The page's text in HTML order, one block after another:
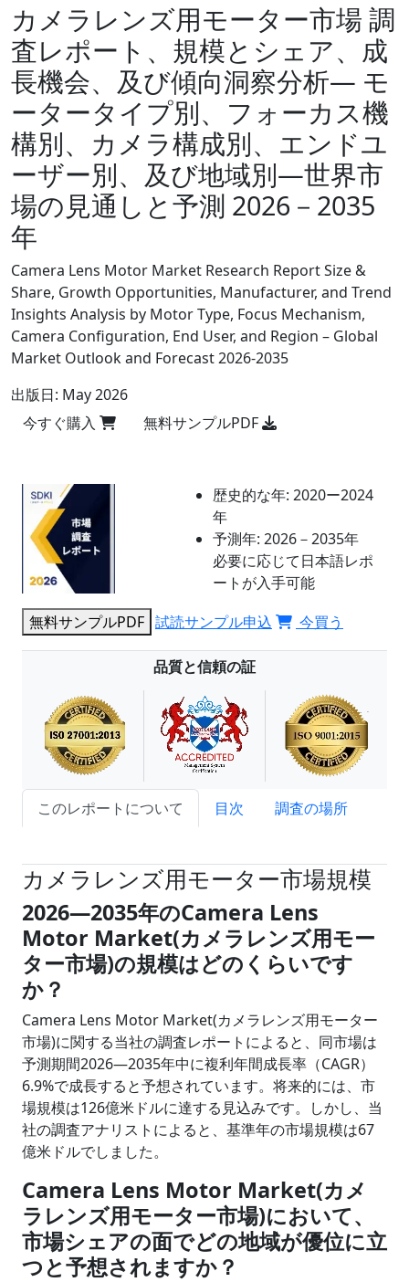
カメラレンズ用モーター市場 調
査レポート、規模とシェア、成
長機会、及び傾向洞察分析― モ
ータータイプ別、フォーカス機
構別、カメラ構成別、エンドユ
ーザー別、及び地域別―世界市
場の見通しと予測 2026－2035
年
Camera Lens Motor Market Research Report Size &
Share, Growth Opportunities, Manufacturer, and Trend
Insights Analysis by Motor Type, Focus Mechanism,
Camera Configuration, End User, and Region – Global
Market Outlook and Forecast 2026-2035
出版日: May 2026
今すぐ購入
無料サンプルPDF
歴史的な年: 2020ー2024
年
予測年: 2026－2035年
必要に応じて日本語レポ
ートが入手可能
無料サンプルPDF 試読サンプル申込 今買う
品質と信頼の証
このレポートについて 目次
調査の場所
カメラレンズ用モーター市場規模
2026―2035年のCamera Lens
Motor Market(カメラレンズ用モー
ター市場)の規模はどのくらいです
か？
Camera Lens Motor Market(カメラレンズ用モーター
市場)に関する当社の調査レポートによると、同市場は
予測期間2026―2035年中に複利年間成長率（CAGR）
6.9%で成長すると予想されています。将来的には、市
場規模は126億米ドルに達する見込みです。しかし、当
社の調査アナリストによると、基準年の市場規模は67
億米ドルでしました。
Camera Lens Motor Market(カメ
ラレンズ用モーター市場)において、
市場シェアの面でどの地域が優位に立
つと予想されますか？